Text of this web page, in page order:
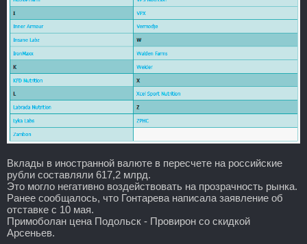
Вклады в иностранной валюте в пересчете на российские
рубли составляли 617,2 млрд.
Это могло негативно воздействовать на прозрачность рынка.
Ранее сообщалось, что Гонтарева написала заявление об
отставке с 10 мая.
Примоболан цена Подольск - Провирон со скидкой
Арсеньев.